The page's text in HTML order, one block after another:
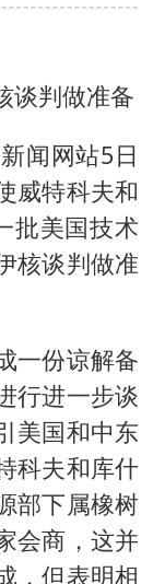
谈判做准备
闻网站5日
威特科夫和
批美国技术
核谈判做准
一份谅解备
行进一步谈
美国和中东
科夫和库什
部下属橡树
会商，这并
，但表明相